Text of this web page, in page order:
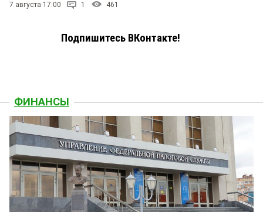
7 августа 17:00 1 461
Подпишитесь ВКонтакте!
ФИНАНСЫ